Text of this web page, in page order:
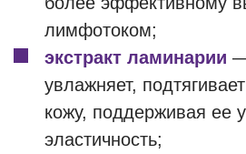
лимфотоком;
экстракт ламинарии
увлажняет,
кожу, поддерживая ее
эластичность;